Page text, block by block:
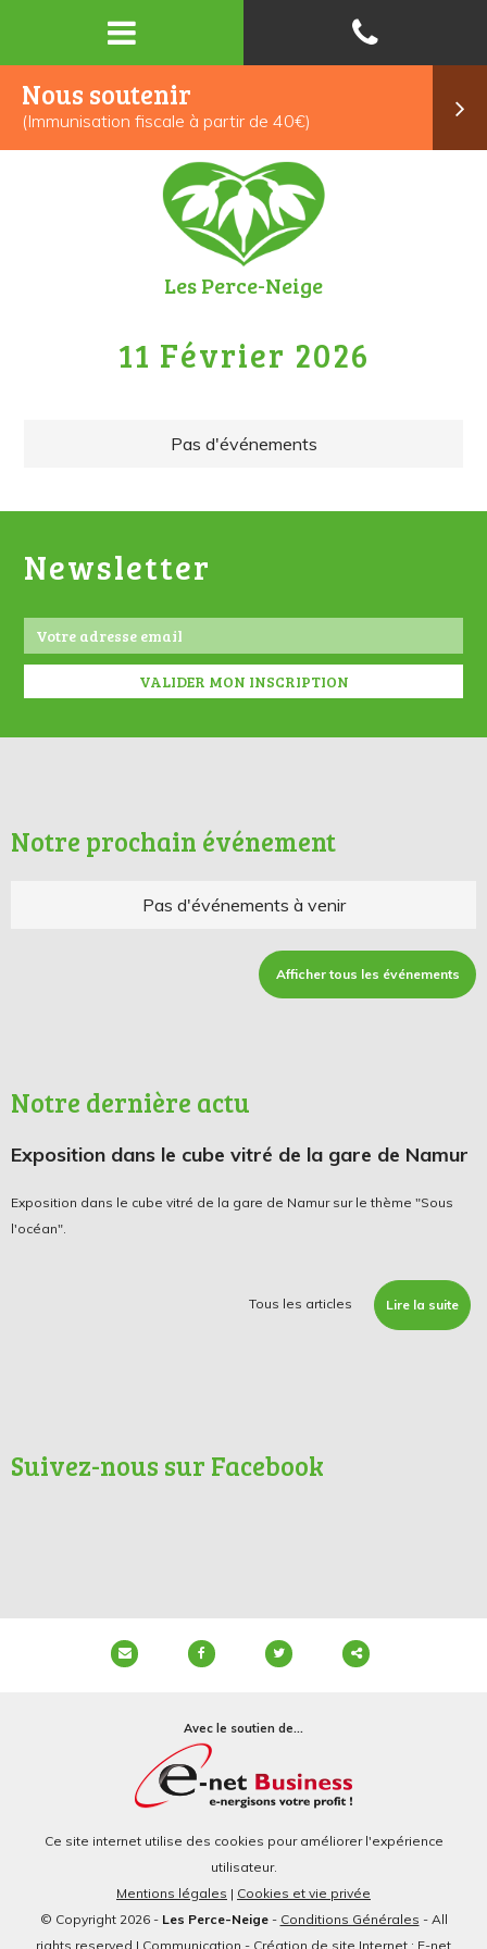
Nous soutenir
(Immunisation fiscale à partir de 40€)
Les Perce-Neige
11 Février 2026
Pas d'événements
Newsletter
Notre prochain événement
Pas d'événements à venir
Afficher tous les événements
Notre dernière actu
Exposition dans le cube vitré de la gare de Namur
Exposition dans le cube vitré de la gare de Namur sur le thème "Sous
l'océan".
Tous les articles Lire la suite
Suivez-nous sur Facebook
Avec le soutien de...
Ce site internet utilise des cookies pour améliorer l'expérience
utilisateur.
Mentions légales | Cookies et vie privée
© Copyright 2026 - Les Perce-Neige- Conditions Générales - All
rights reserved | Communication - Création de site Internet : E-net